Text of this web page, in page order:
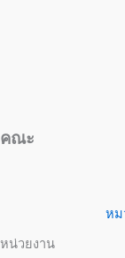
คณะ
หม
หน่วยงาน